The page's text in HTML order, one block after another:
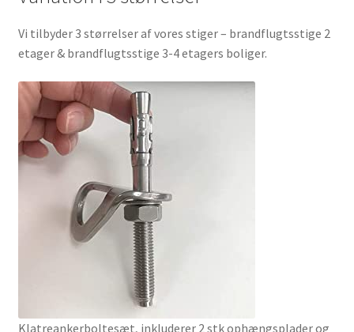
Vi tilbyder 3 størrelser af vores stiger – brandflugtsstige 2
etager & brandflugtsstige 3-4 etagers boliger.
Klatreankerboltesæt, inkluderer 2 stk ophængsplader og